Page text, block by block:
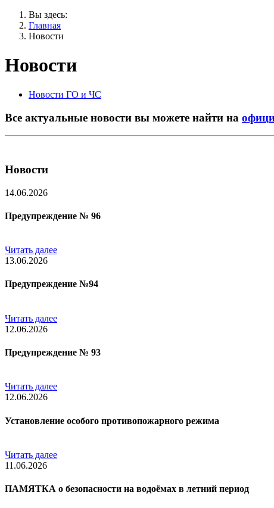
Вы здесь:
Главная
Новости
Новости
Новости ГО и ЧС
Все актуальные новости вы можете найти на
Новости
14.06.2026
Предупреждение № 96
Читать далее
13.06.2026
Предупреждение №94
Читать далее
12.06.2026
Предупреждение № 93
Читать далее
12.06.2026
Установление особого противопожарного режима
Читать далее
11.06.2026
ПАМЯТКА о безопасности на водоёмах в летний период